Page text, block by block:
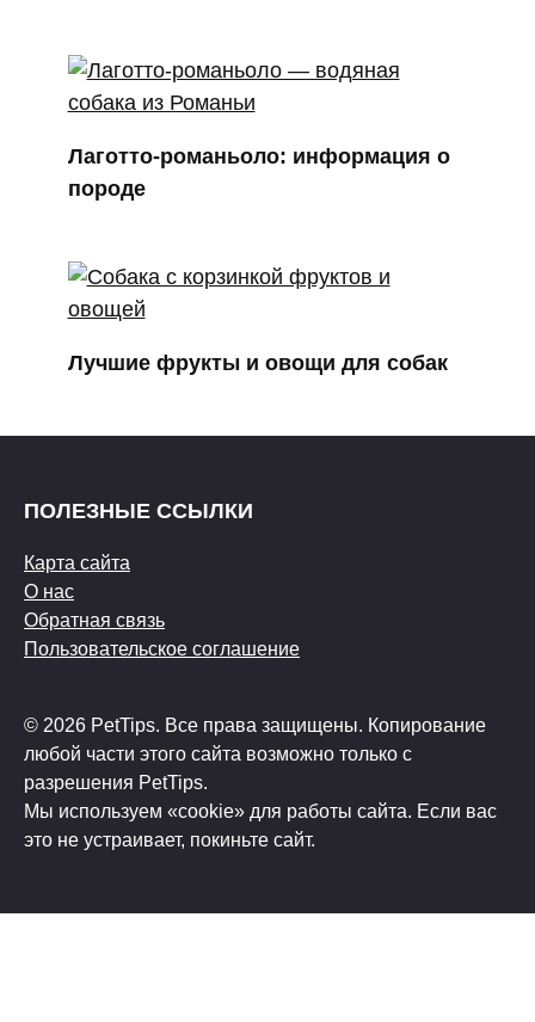
Лаготто-романьоло: информация о
породе
Лучшие фрукты и овощи для собак
ПОЛЕЗНЫЕ ССЫЛКИ
Карта сайта
О нас
Обратная связь
Пользовательское соглашение
© 2026 PetTips. Все права защищены. Копирование
любой части этого сайта возможно только с
разрешения PetTips.
Мы используем «cookie» для работы сайта. Если вас
это не устраивает, покиньте сайт.